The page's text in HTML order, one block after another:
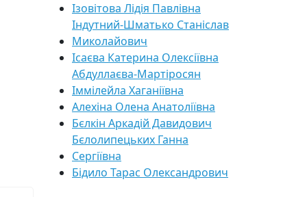
Ізовітова Лідія Павлівна
Індутний-Шматько Станіслав
Миколайович
Ісаєва Катерина Олексіївна
Абдуллаєва-Мартіросян
Іммілейла Хаганіївна
Алехіна Олена Анатоліївна
Бєлкін Аркадій Давидович
Бєлолипецьких Ганна
Сергіївна
Бідило Тарас Олександрович